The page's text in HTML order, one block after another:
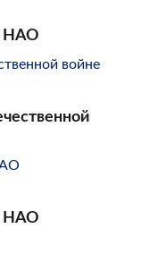
НАО
НАО